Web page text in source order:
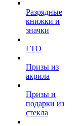
Разрядные
книжки и
значки
ГТО
Призы из
акрила
Призы и
подарки из
стекла